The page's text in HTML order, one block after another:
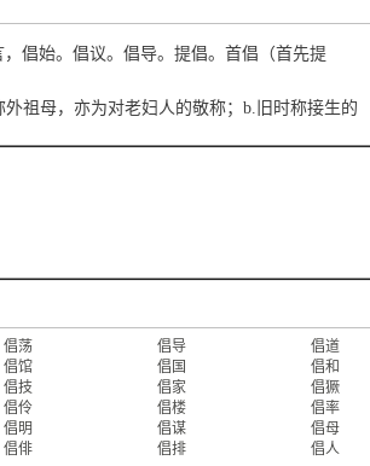
倡始。倡议。倡导。提倡。首倡（首先提
祖母，亦为对老妇人的敬称；b.旧时称接生的
倡荡 倡导
倡道
倡馆 倡国
倡和
倡技 倡家
倡獗
倡伶 倡楼
倡率
倡明 倡谋
倡母
倡俳 倡排 倡人